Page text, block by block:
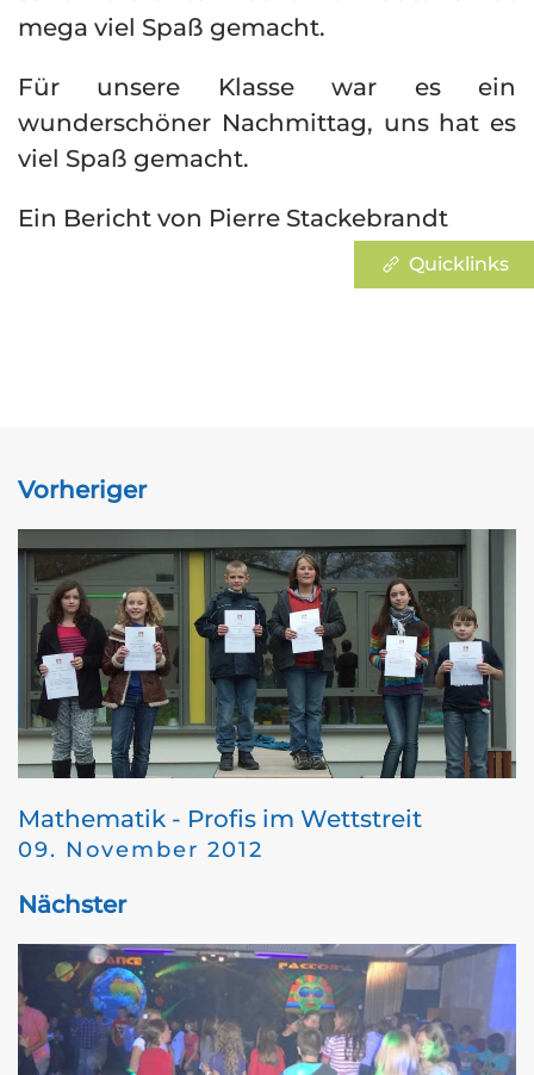
mega viel Spaß gemacht.
Für unsere Klasse war es ein
wunderschöner Nachmittag, uns hat es
viel Spaß gemacht.
Ein Bericht von Pierre Stackebrandt
Vorheriger
Mathematik - Profis im Wettstreit
09. November 2012
Nächster
Quicklinks